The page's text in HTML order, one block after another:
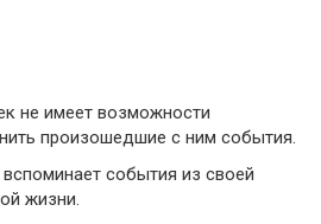
не имеет возможности
произошедшие с ним события.
события из своей
жизни.